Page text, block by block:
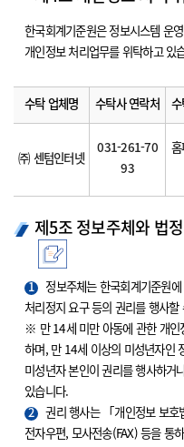
한국회계기준원은 정보시스템 운
개인정보 처리업무를 위탁하고 있
수탁 업체명 수탁사 연락처 수
㈜ 센텀인터넷
031-261-70
93
홈
제5조 정보주체와 법
1
정보주체는 한국회계기준원에
처리정지 요구 등의 권리를 행사할
※ 만 14세 미만 아동에 관한 개인
하며, 만 14세 이상의 미성년자인
미성년자 본인이 권리를 행사하거
있습니다.
2
권리 행사는 「개인정보 보
전자우편, 모사전송(FAX) 등을 통